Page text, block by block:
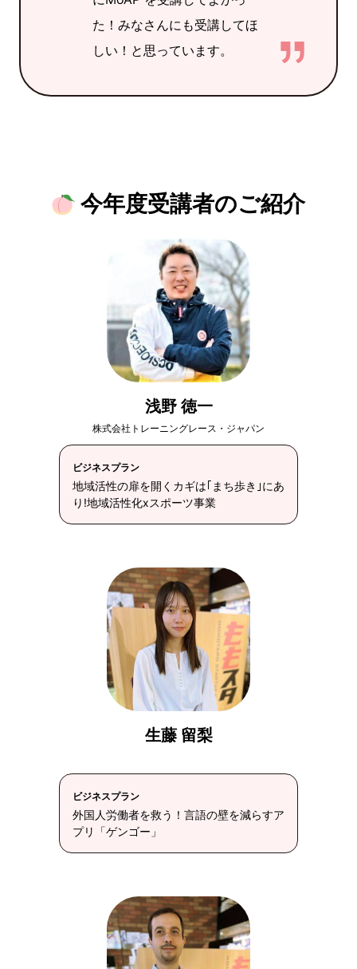
た！みなさんにも受講してほ
しい！と思っています。
今年度受講者のご紹介
浅野 徳一
株式会社トレーニングレース・ジャパン
ビジネスプラン
地域活性の扉を開くカギは｢まち歩き｣にあ
り!地域活性化xスポーツ事業
生藤 留梨
ビジネスプラン
外国人労働者を救う！言語の壁を減らすア
プリ「ゲンゴー」